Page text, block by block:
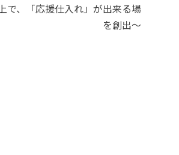
で、「応援仕入れ」が出来る場
を創出〜